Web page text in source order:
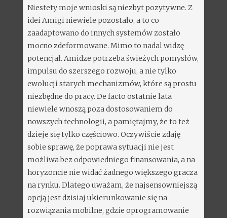
Niestety moje wnioski są niezbyt pozytywne. Z
idei Amigi niewiele pozostało, a to co
zaadaptowano do innych systemów zostało
mocno zdeformowane. Mimo to nadal widzę
potencjał. Amidze potrzeba świeżych pomysłów,
impulsu do szerszego rozwoju, a nie tylko
ewolucji starych mechanizmów, które są prostu
niezbędne do pracy. De facto ostatnie lata
niewiele wnoszą poza dostosowaniem do
nowszych technologii, a pamiętajmy, że to też
dzieje się tylko częściowo. Oczywiście zdaję
sobie sprawę, że poprawa sytuacji nie jest
możliwa bez odpowiedniego finansowania, a na
horyzoncie nie widać żadnego większego gracza
na rynku. Dlatego uważam, że najsensowniejszą
opcją jest dzisiaj ukierunkowanie się na
rozwiązania mobilne, gdzie oprogramowanie